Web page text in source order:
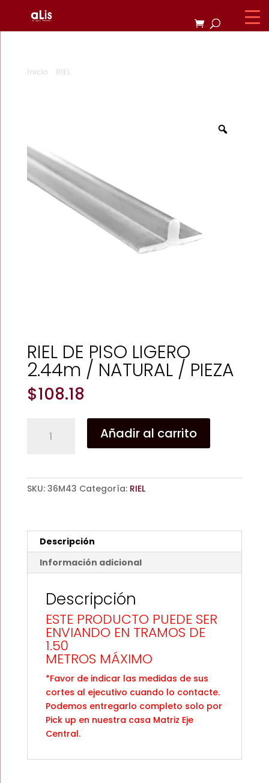
Inicio RIEL
RIEL DE PISO LIGERO
2.44m / NATURAL / PIEZA
$108.18
2.44m
/
PIEZA
cantidad
Añadir al carrito
SKU: 36M43 Categoría: RIEL
Descripción
Información adicional
Descripción
ESTE PRODUCTO PUEDE SER
ENVIANDO EN TRAMOS DE
1.50
METROS MÁXIMO
*Favor de indicar las medidas de sus
cortes al ejecutivo cuando lo contacte.
Podemos entregarlo completo solo por
Pick up en nuestra casa Matriz Eje
Central.